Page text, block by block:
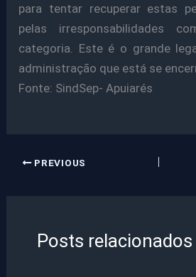
para tentar recuperar estas
pelas irresponsabilidades
categoria. Este é o grande
administração que está se
Fonte: SindSep- Apuiarés
PREVIOUS
Posts relacionados